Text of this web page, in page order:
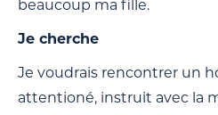
beaucoup ma fille.
Je cherche
Je voudrais rencontrer un
attentioné, instruit avec la